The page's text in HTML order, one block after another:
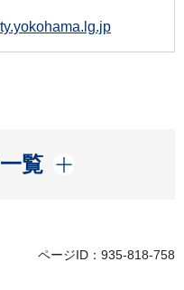
覧
ページID：935-818-758